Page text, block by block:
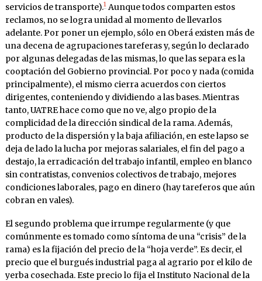
servicios de transporte).1Aunque todos comparten estos
reclamos, no se logra unidad al momento de llevarlos
adelante. Por poner un ejemplo, sólo en Oberá existen más de
una decena de agrupaciones tareferas y, según lo declarado
por algunas delegadas de las mismas, lo que las separa es la
cooptación del Gobierno provincial. Por poco y nada (comida
principalmente), el mismo cierra acuerdos con ciertos
dirigentes, conteniendo y dividiendo a las bases. Mientras
tanto, UATRE hace como que no ve, algo propio de la
complicidad de la dirección sindical de la rama. Además,
producto de la dispersión y la baja afiliación, en este lapso se
deja de lado la lucha por mejoras salariales, el fin del pago a
destajo, la erradicación del trabajo infantil, empleo en blanco
sin contratistas, convenios colectivos de trabajo, mejores
condiciones laborales, pago en dinero (hay tareferos que aún
cobran en vales).
El segundo problema que irrumpe regularmente (y que
comúnmente es tomado como síntoma de una “crisis” de la
rama) es la fijación del precio de la “hoja verde”. Es decir, el
precio que el burgués industrial paga al agrario por el kilo de
yerba cosechada. Este precio lo fija el Instituto Nacional de la